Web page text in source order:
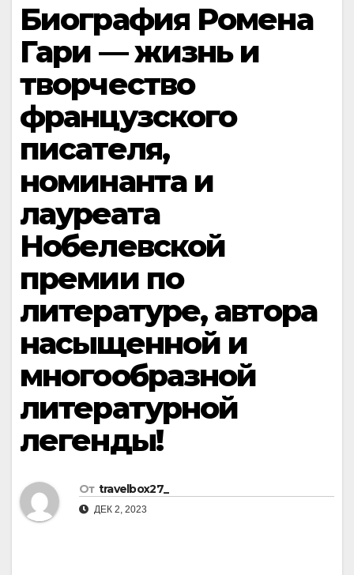
Биография Ромена
Гари — жизнь и
творчество
французского
писателя,
номинанта и
лауреата
Нобелевской
премии по
литературе, автора
насыщенной и
многообразной
литературной
легенды!
От travelbox27_
ДЕК 2, 2023